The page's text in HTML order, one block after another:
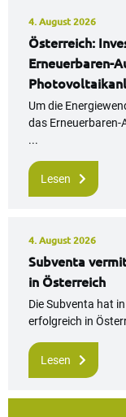
4. August 2026
Österreich:
Erneuerbaren-
Um die
das Erneuerbaren-
...
Lesen
4. August 2026
Subventa
in Österreich
Die Subventa hat
erfolgreich in
Lesen